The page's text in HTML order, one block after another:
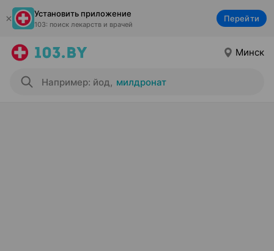
Установить приложение
103: поиск лекарств и врачей
Перейти
Минск
Например: йод, милдронат